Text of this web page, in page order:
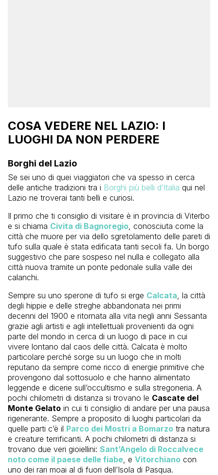
COSA VEDERE NEL LAZIO: I
LUOGHI DA NON PERDERE
Borghi del Lazio
Se sei uno di quei viaggiatori che va spesso in cerca
delle antiche tradizioni tra i Borghi più belli d’Italia qui nel
Lazio ne troverai tanti belli e curiosi.
Il primo che ti consiglio di visitare è in provincia di Viterbo
e si chiama Civita di Bagnoregio , conosciuta come la
città che muore per via dello sgretolamento delle pareti di
tufo sulla quale è stata edificata tanti secoli fa. Un borgo
suggestivo che pare sospeso nel nulla e collegato alla
città nuova tramite un ponte pedonale sulla valle dei
calanchi.
Sempre su uno sperone di tufo si erge Calcata , la città
degli hippie e delle streghe abbandonata nei primi
decenni del 1900 e ritornata alla vita negli anni Sessanta
grazie agli artisti e agli intellettuali provenienti da ogni
parte del mondo in cerca di un luogo di pace in cui
vivere lontano dal caos delle città. Calcata è molto
particolare perché sorge su un luogo che in molti
reputano da sempre come ricco di energie primitive che
provengono dal sottosuolo e che hanno alimentato
leggende e dicerie sull’occultismo e sulla stregoneria. A
pochi chilometri di distanza si trovano le Cascate del
Monte Gelato in cui ti consiglio di andare per una pausa
rigenerante. Sempre a proposito di luoghi particolari da
quelle parti c’è il Parco dei Mostri a Bomarzo tra natura
e creature terrificanti. A pochi chilometri di distanza si
trovano due veri gioiellini: Sant’Angelo di Roccalvece
noto come il paese delle fiabe , e Vitorchiano con
uno dei rari moai al di fuori dell’Isola di Pasqua.